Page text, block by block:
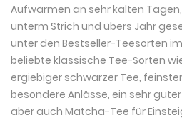
Aufwärmen an sehr kalten
unterm Strich und übers Jahr
unter den Bestseller-Teesorten
beliebte klassische Tee-Sorten
ergiebiger schwarzer Tee,
besondere Anlässe, ein sehr
aber auch Matcha-Tee für